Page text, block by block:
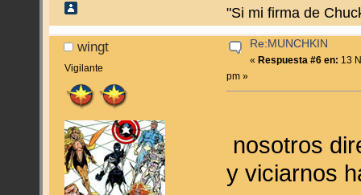
"Si mi firma de
wingt
Vigilante
Re:MUNCHKIN
« Respuesta #6 en: 13
pm »
nosotros
y viciarnos